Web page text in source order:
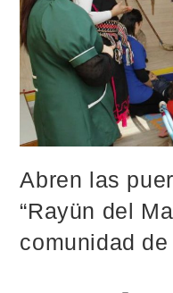
Abren las
“Rayün del
comunidad